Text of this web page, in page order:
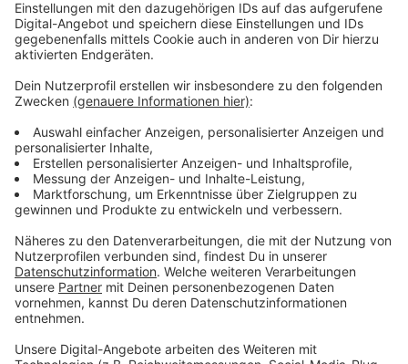
Immer auf dem Laufenden
bleiben!
Verpass' nichts mehr - mit unserem kostenlosen
ANTENNE BAYERN Newsletter. Ob Nachrichten,
Lifestyle oder unsere neuesten Aktionen - wir
informieren dich.
Zum Newsletter anmelden
Du möchtest uns etwas sagen?
Studio Hotline